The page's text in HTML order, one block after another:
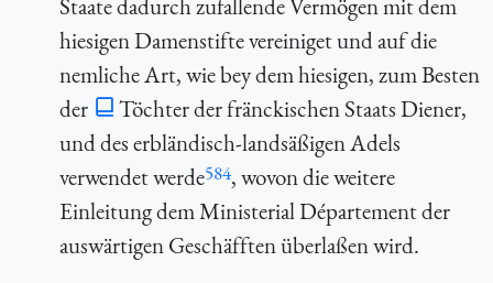
Staate dadurch zufallende Vermögen mit dem
hiesigen Damenstifte vereiniget und auf die
nemliche Art, wie bey dem hiesigen, zum Besten
der
Töchter der fränckischen Staats Diener,
und des erbländisch-landsäßigen Adels
verwendet werde584, wovon die weitere
Einleitung dem Ministerial Département der
auswärtigen Geschäfften überlaßen wird.